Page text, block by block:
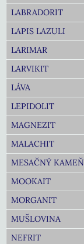
LABRADORIT
LAPIS LAZULI
LARIMAR
LARVIKIT
LÁVA
LEPIDOLIT
MAGNEZIT
MALACHIT
MESAČNÝ KAMEŇ
MOOKAIT
MORGANIT
MUŠLOVINA
NEFRIT